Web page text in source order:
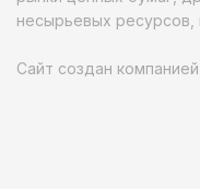
несырьевых ресурсов,
Сайт создан